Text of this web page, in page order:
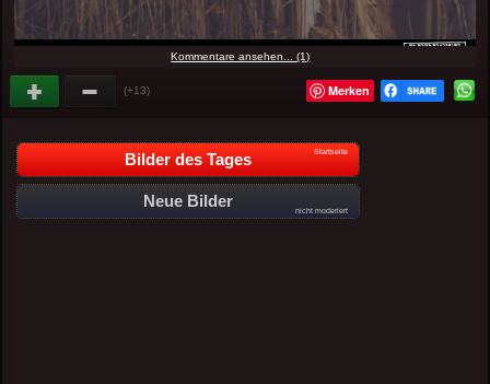
Kommentare ansehen... (1)
(+13) Merken
Bilder des Tages Startseite
Neue Bilder
nicht moderiert